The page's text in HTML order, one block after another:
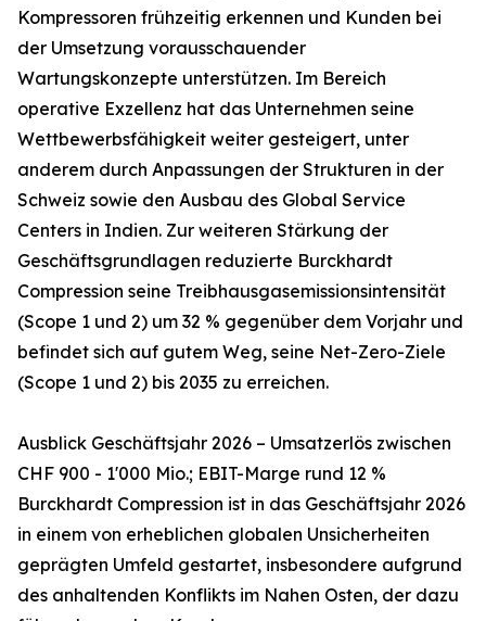
Kompressoren frühzeitig erkennen und Kunden bei
der Umsetzung vorausschauender
Wartungskonzepte unterstützen. Im Bereich
operative Exzellenz hat das Unternehmen seine
Wettbewerbsfähigkeit weiter gesteigert, unter
anderem durch Anpassungen der Strukturen in der
Schweiz sowie den Ausbau des Global Service
Centers in Indien. Zur weiteren Stärkung der
Geschäftsgrundlagen reduzierte Burckhardt
Compression seine Treibhausgasemissionsintensität
(Scope 1 und 2) um 32 % gegenüber dem Vorjahr und
befindet sich auf gutem Weg, seine Net-Zero-Ziele
(Scope 1 und 2) bis 2035 zu erreichen.
Ausblick Geschäftsjahr 2026 – Umsatzerlös zwischen
CHF 900 - 1'000 Mio.; EBIT-Marge rund 12 %
Burckhardt Compression ist in das Geschäftsjahr 2026
in einem von erheblichen globalen Unsicherheiten
geprägten Umfeld gestartet, insbesondere aufgrund
des anhaltenden Konflikts im Nahen Osten, der dazu